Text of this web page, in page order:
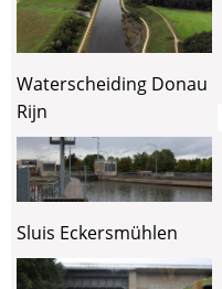
Waterscheiding Donau
Rijn
Sluis Eckersmühlen